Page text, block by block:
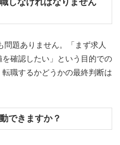
問題ありません。「まず求人
確認したい」という目的での
職するかどうかの最終判断は
できますか？